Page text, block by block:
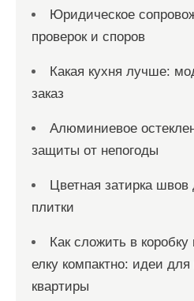
Юридическое
проверок и споров
Какая кухня лучше:
заказ
Алюминиевое
защиты от непогоды
Цветная затирка швов
плитки
Как сложить в коробку
елку компактно: идеи
квартиры